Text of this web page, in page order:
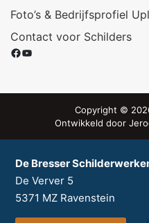
De Bresser
De Verver 5
5371 MZ Ravenstein
Foto’s & Bedrijfsprofiel
Contact voor Schilders
Facebook
YouTube
Copyright ©
Ontwikkeld door